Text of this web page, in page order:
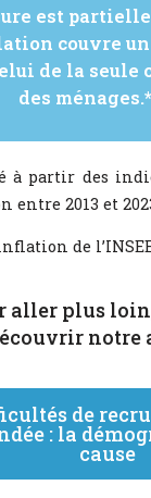
est
couvre
de la seule
des
à partir des
entre 2013 et
de
aller plus
notre
de
: la
cause